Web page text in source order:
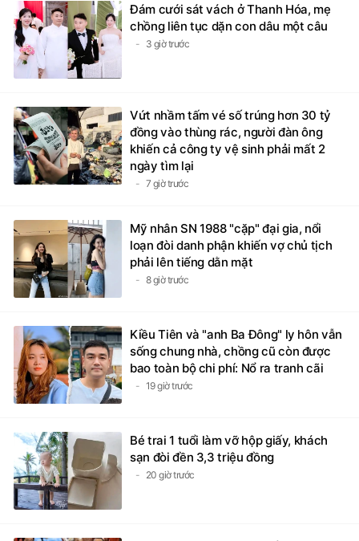
Đám cưới sát vách ở Thanh Hóa, mẹ
chồng liên tục dặn con dâu một câu
3 giờ trước
Vứt nhầm tấm vé số trúng hơn 30 tỷ
đồng vào thùng rác, người đàn ông
khiến cả công ty vệ sinh phải mất 2
ngày tìm lại
7 giờ trước
Mỹ nhân SN 1988 "cặp" đại gia, nổi
loạn đòi danh phận khiến vợ chủ tịch
phải lên tiếng dằn mặt
8 giờ trước
Kiều Tiên và "anh Ba Đông" ly hôn vẫn
sống chung nhà, chồng cũ còn được
bao toàn bộ chi phí: Nổ ra tranh cãi
19 giờ trước
Bé trai 1 tuổi làm vỡ hộp giấy, khách
sạn đòi đền 3,3 triệu đồng
20 giờ trước